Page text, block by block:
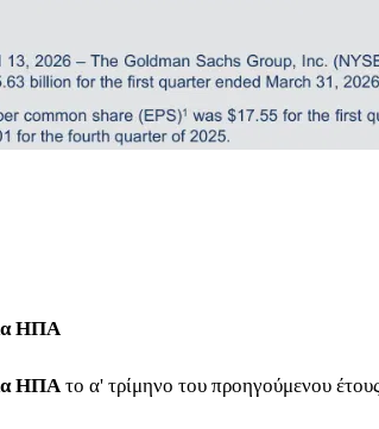
ΗΠΑ
ΗΠΑ το α' τρίμηνο του προηγούμενου